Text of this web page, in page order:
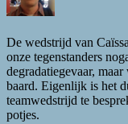
De wedstrijd van
onze tegenstanders
degradatiegevaar,
baard. Eigenlijk is het
teamwedstrijd te
potjes.